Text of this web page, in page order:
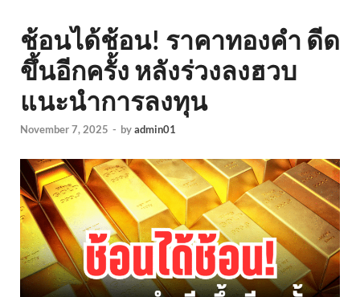
ช้อนได้ช้อน! ราคาทองคำ ดีด
ขึ้นอีกครั้ง หลังร่วงลงฮวบ
แนะนำการลงทุน
November 7, 2025 - byadmin01